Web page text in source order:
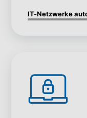
IT-Netzwerke